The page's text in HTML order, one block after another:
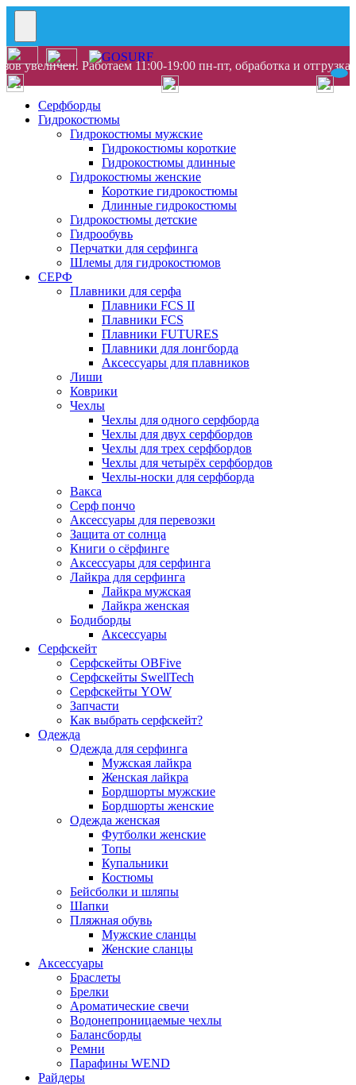
увеличен. Работаем 11:00-19:00 пн-пт, обработка и
Серфборды
Гидрокостюмы
Гидрокостюмы мужские
Гидрокостюмы короткие
Гидрокостюмы длинные
Гидрокостюмы женские
Короткие гидрокостюмы
Длинные гидрокостюмы
Гидрокостюмы детские
Гидрообувь
Перчатки для серфинга
Шлемы для гидрокостюмов
СЕРФ
Плавники для серфа
Плавники FCS II
Плавники FCS
Плавники FUTURES
Плавники для лонгборда
Аксессуары для плавников
Лиши
Коврики
Чехлы
Чехлы для одного серфборда
Чехлы для двух серфбордов
Чехлы для трех серфбордов
Чехлы для четырёх серфбордов
Чехлы-носки для серфборда
Вакса
Серф пончо
Аксессуары для перевозки
Защита от солнца
Книги о сёрфинге
Аксессуары для серфинга
Лайкра для серфинга
Лайкра мужская
Лайкра женская
Бодиборды
Аксессуары
Серфскейт
Серфскейты OBFive
Серфскейты SwellTech
Серфскейты YOW
Запчасти
Как выбрать серфскейт?
Одежда
Одежда для серфинга
Мужская лайкра
Женская лайкра
Бордшорты мужские
Бордшорты женские
Одежда женская
Футболки женские
Топы
Купальники
Костюмы
Бейсболки и шляпы
Шапки
Пляжная обувь
Мужские сланцы
Женские сланцы
Аксессуары
Браслеты
Брелки
Ароматические свечи
Водонепроницаемые чехлы
Балансборды
Ремни
Парафины WEND
Райдеры